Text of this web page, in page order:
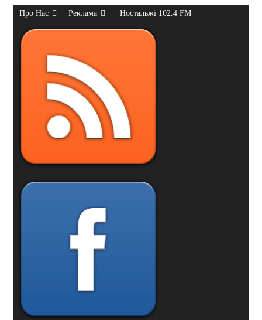
Про Нас Реклама Ностальжі 102.4 FM